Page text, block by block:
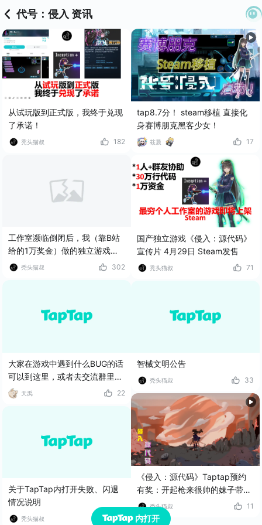
代号：侵入 资讯
从试玩版到正式版，我终于兑现
了承诺！
秃头猫叔 182
工作室濒临倒闭后，我（靠B站
给的1万奖金）做的独立游戏快
上架了！
秃头猫叔 302
大家在游戏中遇到什么BUG的话
可以到这里，或者去交流群里反
馈哟！
天禹 22
关于TapTap内打开失败、闪退
情况说明
秃头猫叔 26
tap8.7分！ steam移植 直接化
身赛博朋克黑客少女！
筱晨 17
国产独立游戏《侵入：源代码》
宣传片 4月29日 Steam发售
秃头猫叔 71
智械文明公告
秃头猫叔 33
《侵入：源代码》Taptap预约
有奖：开起枪来很帅的妹子带你
无尽闯关，挑战极限
秃头猫叔 11
内打开